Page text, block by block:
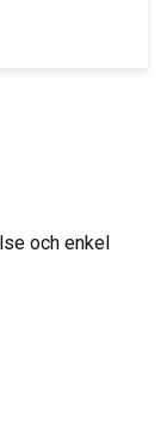
och enkel